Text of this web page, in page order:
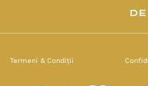
Termeni & Condiții